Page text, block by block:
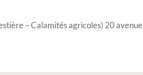
– Calamités agricoles) 20 avenue
lors de notre